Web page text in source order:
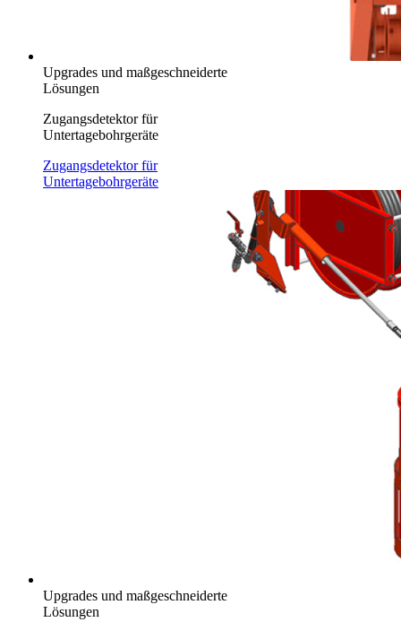
Upgrades und maßgeschneiderte
Lösungen
Zugangsdetektor für
Untertagebohrgeräte
Zugangsdetektor für
Untertagebohrgeräte
Upgrades und maßgeschneiderte
Lösungen